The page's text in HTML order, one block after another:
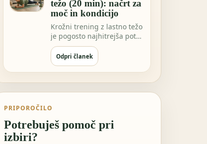
težo (20 min): načrt za
moč in kondicijo
Krožni trening z lastno težo
je pogosto najhitrejša pot
do občutka"naredil sem
nekaj za…
Odpri članek
PRIPOROČILO
Potrebuješ pomoč pri
izbiri?